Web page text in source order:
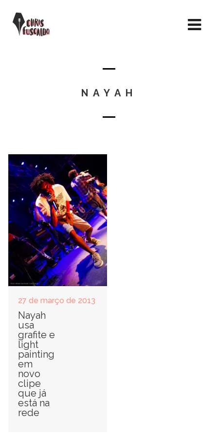
NAYAH
27 de março de 2013
Nayah
usa
grafite e
light
painting
em
novo
clipe
que já
está na
rede